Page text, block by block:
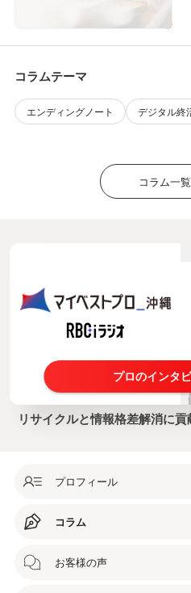
コラムテーマ
エンディングノート デジタル終
コラム一
プロのインタ
リサイクルと情報格差解消に
プロフィール
コラム
お客様の声